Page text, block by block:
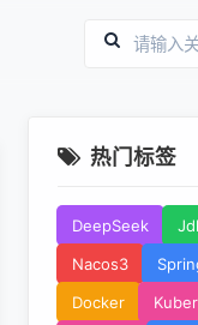
热门标签
DeepSeek
Nacos3
Docker